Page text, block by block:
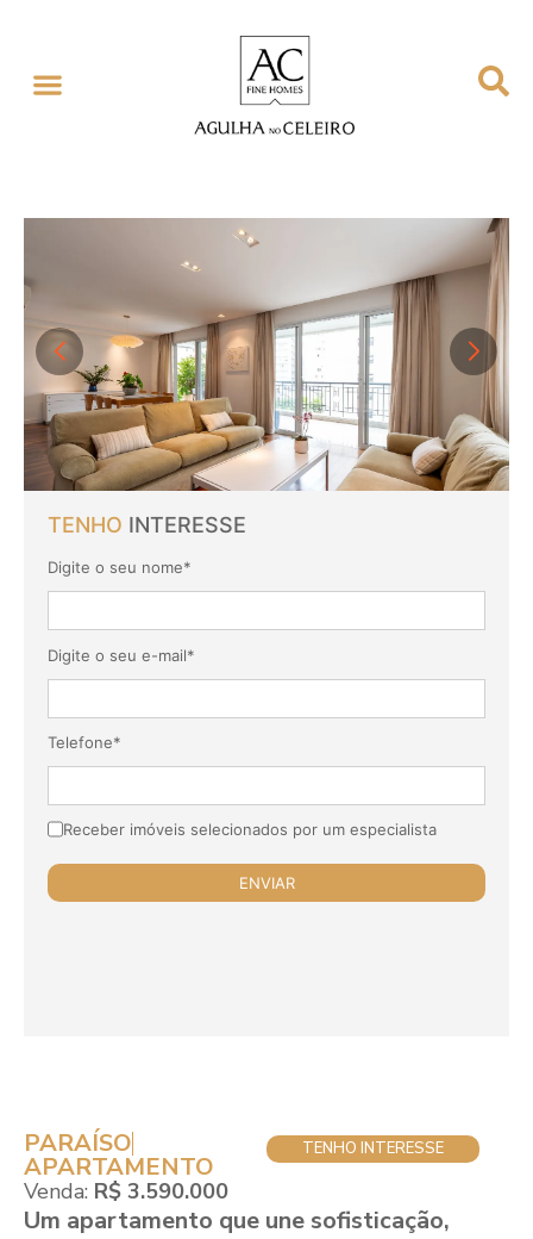
TENHO INTERESSE
Digite o seu nome*
Digite o seu e-mail*
Telefone*
Receber imóveis selecionados por um especialista
PARAÍSO
APARTAMENTO
Venda: R$ 3.590.000
TENHO INTERESSE
Um apartamento que une sofisticação,